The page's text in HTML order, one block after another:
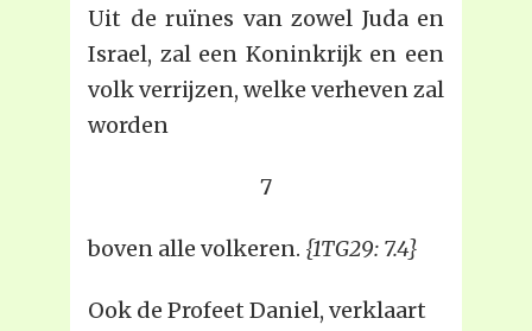
Uit de ruïnes van zowel Juda en
Israel, zal een Koninkrijk en een
volk verrijzen, welke verheven zal
worden
7
boven alle volkeren. {1TG29: 7.4}
Ook de Profeet Daniel, verklaart